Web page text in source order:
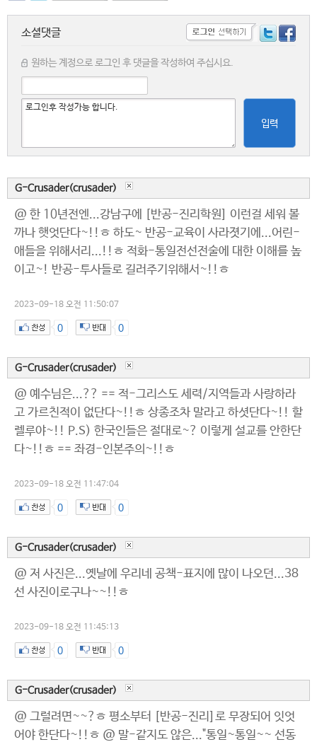
소셜댓글
원하는 계정으로 로그인 후 댓글을 작성하여 주십시요.
입력
G-Crusader(crusader)
@ 한 10년전엔...강남구에 [반공-진리학원] 이런걸 세워 볼
까나 햇엇단다~!!ㅎ 하도~ 반공-교육이 사라졋기에...어린-
애들을 위해서리...!!ㅎ 적화-통일전선전술에 대한 이해를 높
이고~! 반공-투사들로 길러주기위해서~!!ㅎ
2023-09-18 오전 11:50:07
0 0
G-Crusader(crusader)
@ 예수님은...?? == 적-그리스도 세력/지역들과 사랑하라
고 가르친적이 없단다~!!ㅎ 상종조차 말라고 하셧단다~!! 할
렐루야~!! P.S) 한국인들은 절대로~? 이렇게 설교를 안한단
다~!!ㅎ == 좌경-인본주의~!!ㅎ
2023-09-18 오전 11:47:04
0 0
G-Crusader(crusader)
@ 저 사진은...옛날에 우리네 공책-표지에 많이 나오던...38
선 사진이로구나~~!!ㅎ
2023-09-18 오전 11:45:13
0 0
G-Crusader(crusader)
@ 그럴려면~~?ㅎ 평소부터 [반공-진리]로 무장되어 잇엇
어야 한단다~!!ㅎ @ 말-같지도 않은..."통일~통일~~ 선동